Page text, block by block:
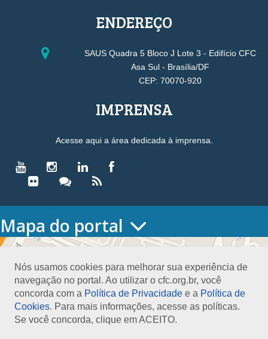
Nós usamos cookies para melhorar sua experiência de
navegação no portal. Ao utilizar o cfc.org.br, você
concorda com a Política de Privacidade e a Política de
Cookies. Para mais informações, acesse as políticas.
Se você concorda, clique em ACEITO.
ENDEREÇO
SAUS Quadra 5 Bloco J Lote 3 - Edifício CFC
Asa Sul - Brasília/DF
CEP: 70070-920
IMPRENSA
Acesse aqui a área dedicada à imprensa.
Mapa do portal
HOME
Conselho Diretor
Nossa Sede
Planejamento
Organograma
Medalha João Lyra